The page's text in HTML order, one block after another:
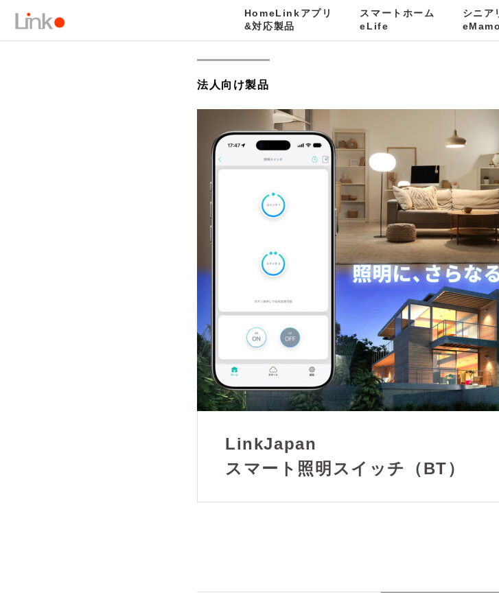
HomeLinkアプリ
&対応製品
スマートホーム
eLife
シニア
eMamo
製品一覧 LinkJapanスマート照明スイッチ（BT）
法人向け製品
LinkJapan
スマート照明スイッチ（BT）